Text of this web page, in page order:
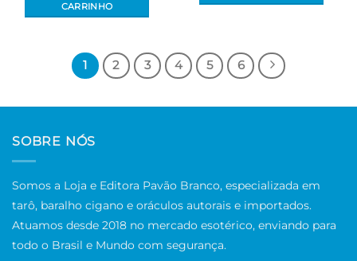
CARRINHO
1 2 3 4 5 6
SOBRE NÓS
Somos a Loja e Editora Pavão Branco, especializada em
tarô, baralho cigano e oráculos autorais e importados.
Atuamos desde 2018 no mercado esotérico, enviando para
todo o Brasil e Mundo com segurança.